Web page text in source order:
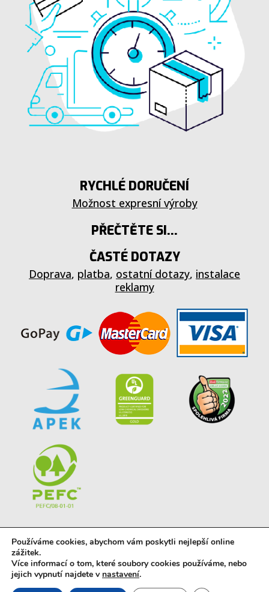
RYCHLÉ DORUČENÍ
Možnost expresní výroby
PŘEČTĚTE SI...
ČASTÉ DOTAZY
Doprava, platba, ostatní dotazy, instalace
reklamy
© 2023 powered byvyrobapro.cz
Používáme cookies, abychom vám poskytli nejlepší online
zážitek.
Více informací o tom, které soubory cookies používáme, nebo
jejich vypnutí najdete v nastavení.